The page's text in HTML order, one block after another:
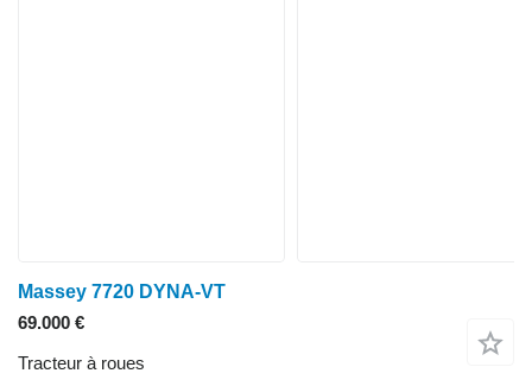
Massey 7720 DYNA-VT
69.000 €
Tracteur à roues